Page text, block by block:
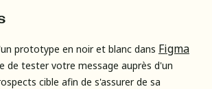
prototype en noir et blanc dans Figma
de tester votre message auprès d'un
cible afin de s'assurer de sa